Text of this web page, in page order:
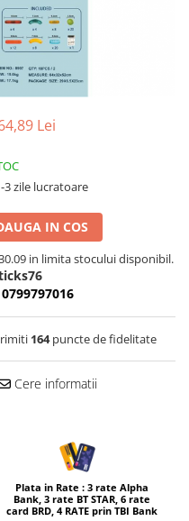
Lei
3 zile lucratoare
IN COS
in limita stocului disponibil.
0799797016
164puncte de fidelitate
Cere informatii
Plata in Rate : 3 rate Alpha
Bank, 3 rate BT STAR, 6 rate
card BRD, 4 RATE prin TBI Bank